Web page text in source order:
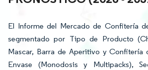
El Informe del Mercado de Confitería
segmentado por Tipo de Producto
Mascar, Barra de Aperitivo y Confitería
Envase (Monodosis y Multipacks),